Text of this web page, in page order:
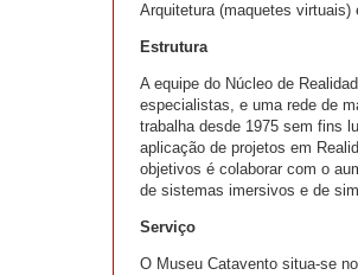
Arquitetura (maquetes
Estrutura
A equipe do Núcleo de
especialistas, e uma rede de
trabalha desde 1975 sem fins
aplicação de projetos em
objetivos é colaborar com o
de sistemas imersivos e de
Serviço
O Museu Catavento situa-se